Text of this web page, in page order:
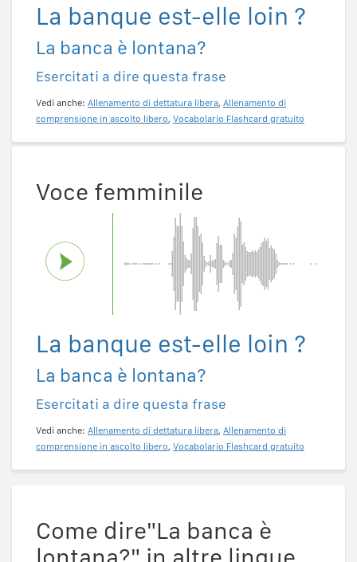
La banque est-elle loin ?
La banca è lontana?
Esercitati a dire questa frase
Vedi anche: Allenamento di dettatura libera, Allenamento di
comprensione in ascolto libero, Vocabolario Flashcard gratuito
Voce femminile
La banque est-elle loin ?
La banca è lontana?
Esercitati a dire questa frase
Vedi anche: Allenamento di dettatura libera, Allenamento di
comprensione in ascolto libero, Vocabolario Flashcard gratuito
Come dire"La banca è